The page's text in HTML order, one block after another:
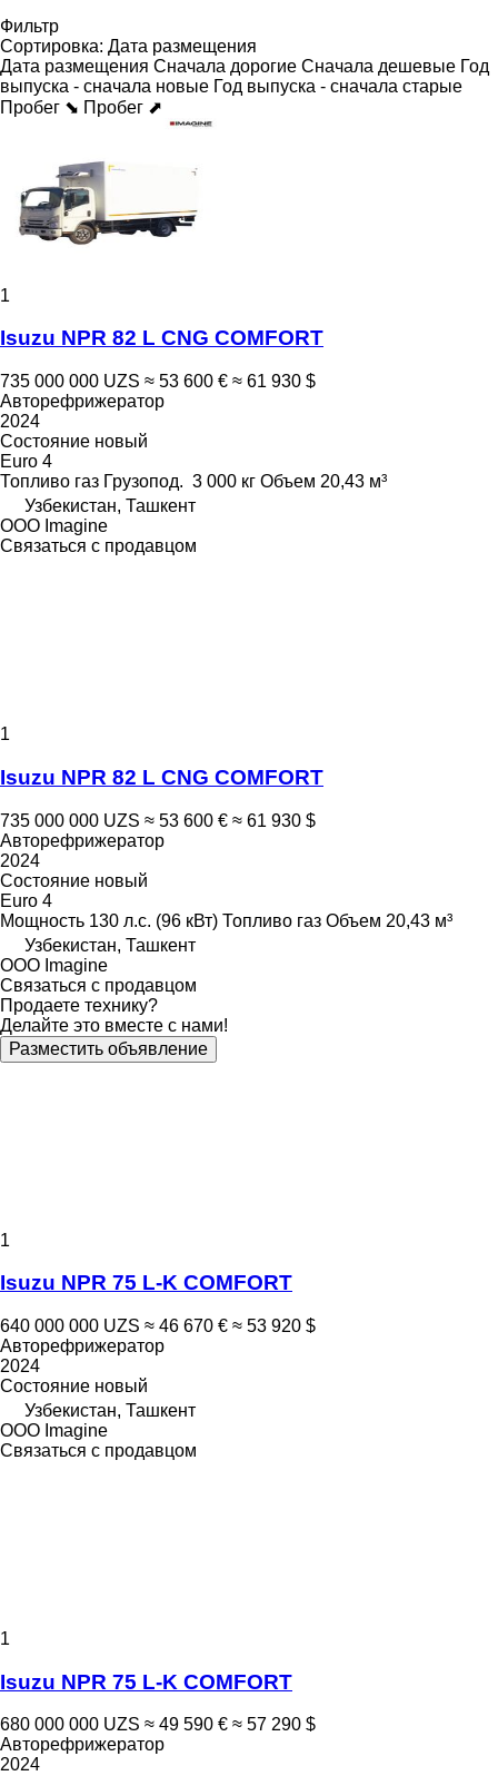
Фильтр
Сортировка: Дата размещения
Дата размещения Сначала дорогие Сначала дешевые Год
выпуска - сначала новые Год выпуска - сначала старые
Пробег ⬊ Пробег ⬈
1
Isuzu NPR 82 L CNG COMFORT
735 000 000 UZS ≈ 53 600 € ≈ 61 930 $
Авторефрижератор
2024
Состояние новый
Euro 4
Топливо газ Грузопод. 3 000 кг Объем 20,43 м³
Узбекистан, Ташкент
OOO Imagine
Связаться с продавцом
1
Isuzu NPR 82 L CNG COMFORT
735 000 000 UZS ≈ 53 600 € ≈ 61 930 $
Авторефрижератор
2024
Состояние новый
Euro 4
Мощность 130 л.с. (96 кВт) Топливо газ Объем 20,43 м³
Узбекистан, Ташкент
OOO Imagine
Связаться с продавцом
Продаете технику?
Делайте это вместе с нами!
Разместить объявление
1
Isuzu NPR 75 L-K COMFORT
640 000 000 UZS ≈ 46 670 € ≈ 53 920 $
Авторефрижератор
2024
Состояние новый
Узбекистан, Ташкент
OOO Imagine
Связаться с продавцом
1
Isuzu NPR 75 L-K COMFORT
680 000 000 UZS ≈ 49 590 € ≈ 57 290 $
Авторефрижератор
2024